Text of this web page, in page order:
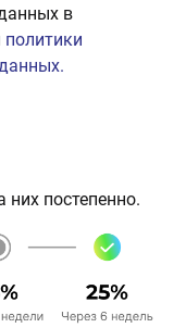
в
политики
них постепенно.